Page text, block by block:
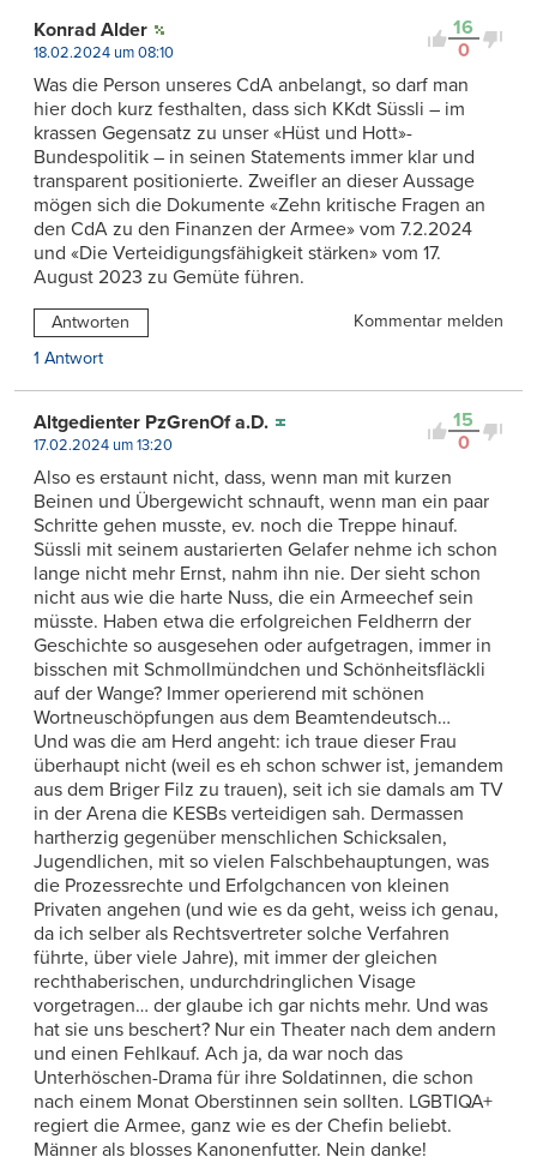
16
0
Konrad Alder
18.02.2024 um 08:10
Was die Person unseres CdA anbelangt, so darf man
hier doch kurz festhalten, dass sich KKdt Süssli – im
krassen Gegensatz zu unser «Hüst und Hott»-
Bundespolitik – in seinen Statements immer klar und
transparent positionierte. Zweifler an dieser Aussage
mögen sich die Dokumente «Zehn kritische Fragen an
den CdA zu den Finanzen der Armee» vom 7.2.2024
und «Die Verteidigungsfähigkeit stärken» vom 17.
August 2023 zu Gemüte führen.
Antworten
Kommentar melden
1 Antwort
15
0
Altgedienter PzGrenOf a.D.
17.02.2024 um 13:20
Also es erstaunt nicht, dass, wenn man mit kurzen
Beinen und Übergewicht schnauft, wenn man ein paar
Schritte gehen musste, ev. noch die Treppe hinauf.
Süssli mit seinem austarierten Gelafer nehme ich schon
lange nicht mehr Ernst, nahm ihn nie. Der sieht schon
nicht aus wie die harte Nuss, die ein Armeechef sein
müsste. Haben etwa die erfolgreichen Feldherrn der
Geschichte so ausgesehen oder aufgetragen, immer in
bisschen mit Schmollmündchen und Schönheitsfläckli
auf der Wange? Immer operierend mit schönen
Wortneuschöpfungen aus dem Beamtendeutsch…
Und was die am Herd angeht: ich traue dieser Frau
überhaupt nicht (weil es eh schon schwer ist, jemandem
aus dem Briger Filz zu trauen), seit ich sie damals am TV
in der Arena die KESBs verteidigen sah. Dermassen
hartherzig gegenüber menschlichen Schicksalen,
Jugendlichen, mit so vielen Falschbehauptungen, was
die Prozessrechte und Erfolgchancen von kleinen
Privaten angehen (und wie es da geht, weiss ich genau,
da ich selber als Rechtsvertreter solche Verfahren
führte, über viele Jahre), mit immer der gleichen
rechthaberischen, undurchdringlichen Visage
vorgetragen… der glaube ich gar nichts mehr. Und was
hat sie uns beschert? Nur ein Theater nach dem andern
und einen Fehlkauf. Ach ja, da war noch das
Unterhöschen-Drama für ihre Soldatinnen, die schon
nach einem Monat Oberstinnen sein sollten. LGBTIQA+
regiert die Armee, ganz wie es der Chefin beliebt.
Männer als blosses Kanonenfutter. Nein danke!